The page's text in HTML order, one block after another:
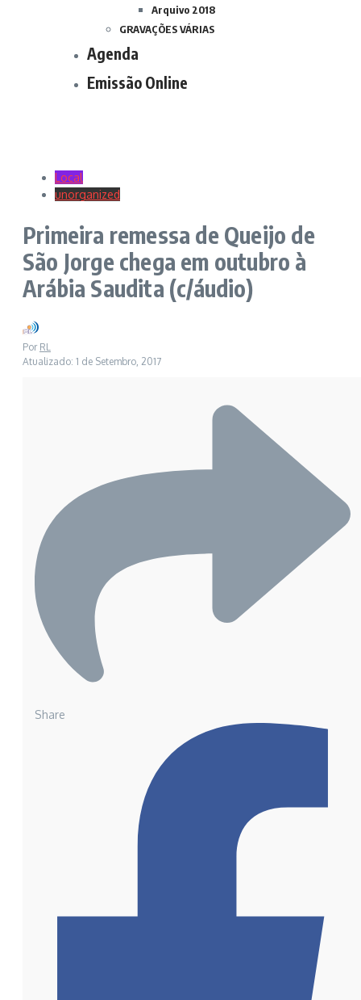
Arquivo 2018
GRAVAÇÕES VÁRIAS
Agenda
Emissão Online
Local
unorganized
Primeira remessa de Queijo de
São Jorge chega em outubro à
Arábia Saudita (c/áudio)
Por RL
Atualizado: 1 de Setembro, 2017
Share